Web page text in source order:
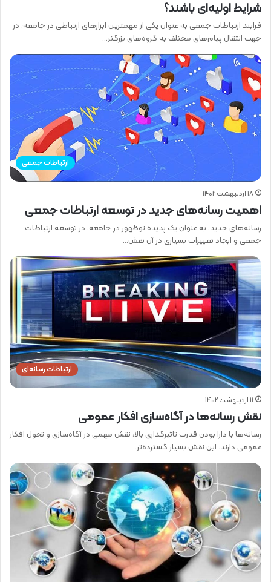
شرایط اولیه‌ای باشند؟
فرایند ارتباطات جمعی به عنوان یکی از مهمترین ابزارهای ارتباطی در جامعه، در
جهت انتقال پیام‌های مختلف به گروه‌های بزرگتر…
ارتباطات جمعی
18 اردیبهشت 1402
اهمیت رسانه‌های جدید در توسعه ارتباطات جمعی
رسانه‌های جدید، به عنوان یک پدیده نوظهور در جامعه، در توسعه ارتباطات
جمعی و ایجاد تغییرات بسیاری در آن نقش…
ارتباطات رسانه‌ای
11 اردیبهشت 1402
نقش رسانه‌ها در آگاه‌سازی افکار عمومی
رسانه‌ها با دارا بودن قدرت تاثیرگذاری بالا، نقش مهمی در آگاه‌سازی و تحول افکار
عمومی دارند. این نقش بسیار گسترده‌تر…